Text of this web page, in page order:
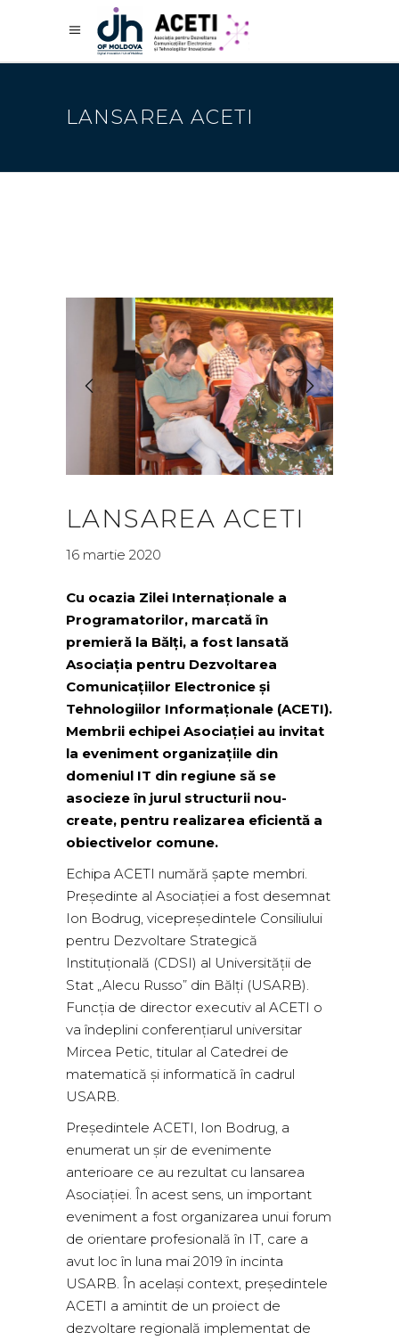
LANSAREA ACETI
LANSAREA ACETI
16 martie 2020
Cu ocazia Zilei Internaționale a
Programatorilor, marcată în
premieră la Bălți, a fost lansată
Asociația pentru Dezvoltarea
Comunicațiilor Electronice și
Tehnologiilor Informaționale (ACETI).
Membrii echipei Asociației au invitat
la eveniment organizațiile din
domeniul IT din regiune să se
asocieze în jurul structurii nou-
create, pentru realizarea eficientă a
obiectivelor comune.
Echipa ACETI numără șapte membri.
Președinte al Asociației a fost desemnat
Ion Bodrug, vicepreședintele Consiliului
pentru Dezvoltare Strategică
Instituţională (CDSI) al Universității de
Stat „Alecu Russo” din Bălți (USARB).
Funcția de director executiv al ACETI o
va îndeplini conferențiarul universitar
Mircea Petic, titular al Catedrei de
matematică și informatică în cadrul
USARB.
Președintele ACETI, Ion Bodrug, a
enumerat un șir de evenimente
anterioare ce au rezultat cu lansarea
Asociației. În acest sens, un important
eveniment a fost organizarea unui forum
de orientare profesională în IT, care a
avut loc în luna mai 2019 în incinta
USARB. În același context, președintele
ACETI a amintit de un proiect de
dezvoltare regională implementat de